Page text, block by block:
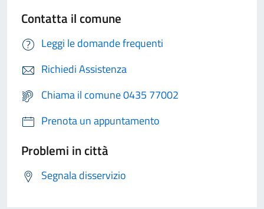
Contatta il comune
Leggi le domande frequenti
Richiedi Assistenza
Chiama il comune 0435 77002
Prenota un appuntamento
Problemi in città
Segnala disservizio